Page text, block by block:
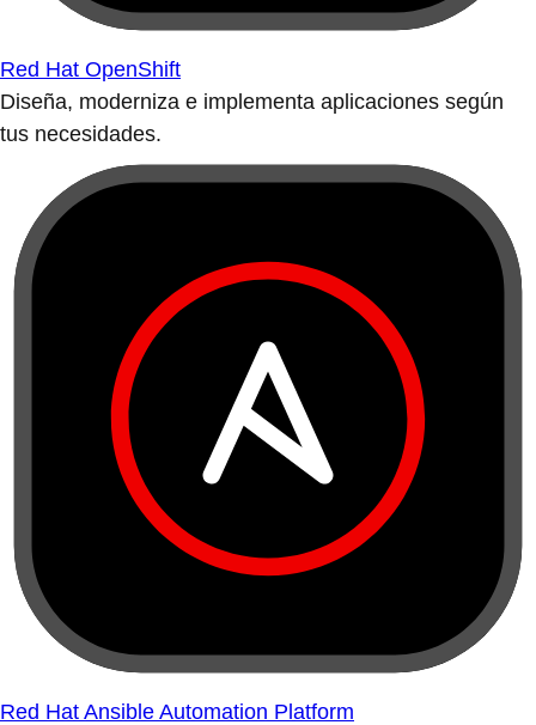
Red Hat OpenShift
Diseña, moderniza e implementa aplicaciones según
tus necesidades.
Red Hat Ansible Automation Platform